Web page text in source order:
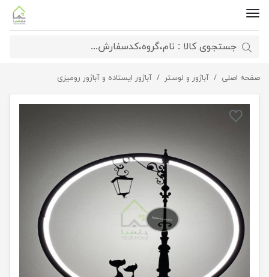
صفحه اصلی آباژور و لوستر آباژور ایستاده و آباژور رومیزی آباژور رومیزی گربه